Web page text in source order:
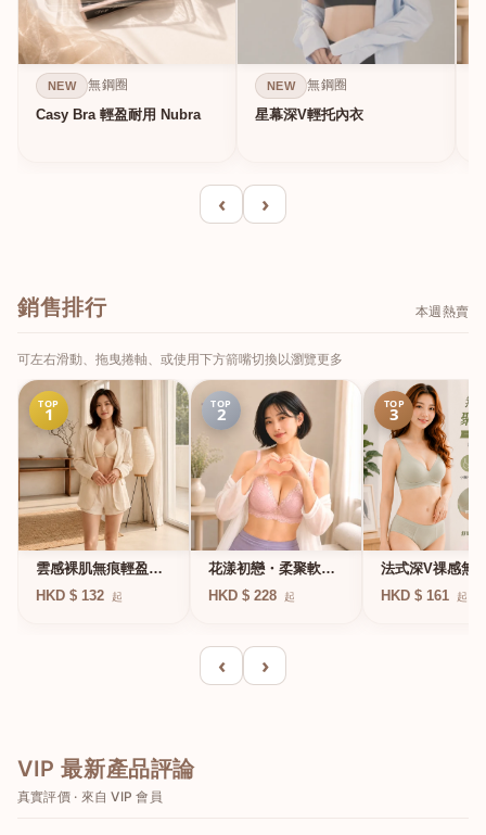
NEW 無鋼圈
Casy Bra 輕盈耐用 Nubra
NEW 無鋼圈
星幕深V輕托內衣
‹ ›
銷售排行 本週熱賣
可左右滑動、拖曳捲軸、或使用下方箭嘴切換以瀏覽更多
TOP
1
雲感裸肌無痕輕盈無
鋼圈內衣
HKD $ 132 起
TOP
2
花漾初戀・柔聚軟鋼
圈蕾絲內衣
HKD $ 228 起
TOP
3
法式深V祼感無
凍軟支撐條無鋼
HKD $ 161 起
‹ ›
VIP 最新產品評論
真實評價 · 來自 VIP 會員